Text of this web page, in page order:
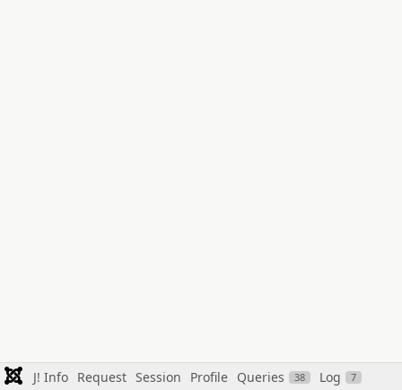
J! Info Request Session Profile Queries 38 Log 7